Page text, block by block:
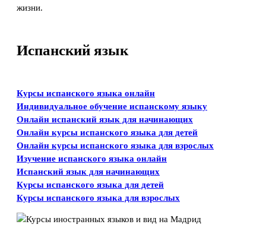
жизни.
Испанский язык
Курсы испанского языка онлайн
Индивидуальное обучение испанскому языку
Онлайн испанский язык для начинающих
Онлайн курсы испанского языка для детей
Онлайн курсы испанского языка для взрослых
Изучение испанского языка онлайн
Испанский язык для начинающих
Курсы испанского языка для детей
Курсы испанского языка для взрослых